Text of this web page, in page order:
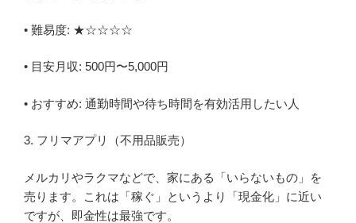
• 難易度: ★☆☆☆☆
• 目安月収: 500円〜5,000円
• おすすめ: 通勤時間や待ち時間を有効活用したい人
3. フリマアプリ（不用品販売）
メルカリやラクマなどで、家にある「いらないもの」を
売ります。これは「稼ぐ」というより「現金化」に近い
ですが、即金性は最強です。